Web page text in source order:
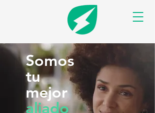
Somos
tu
mejor
aliado